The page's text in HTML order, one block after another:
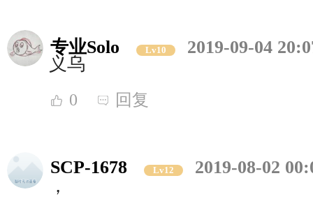
专业Solo Lv10
2019-09-04
义乌
0 回复
SCP-1678 Lv12
2019-08-02
，